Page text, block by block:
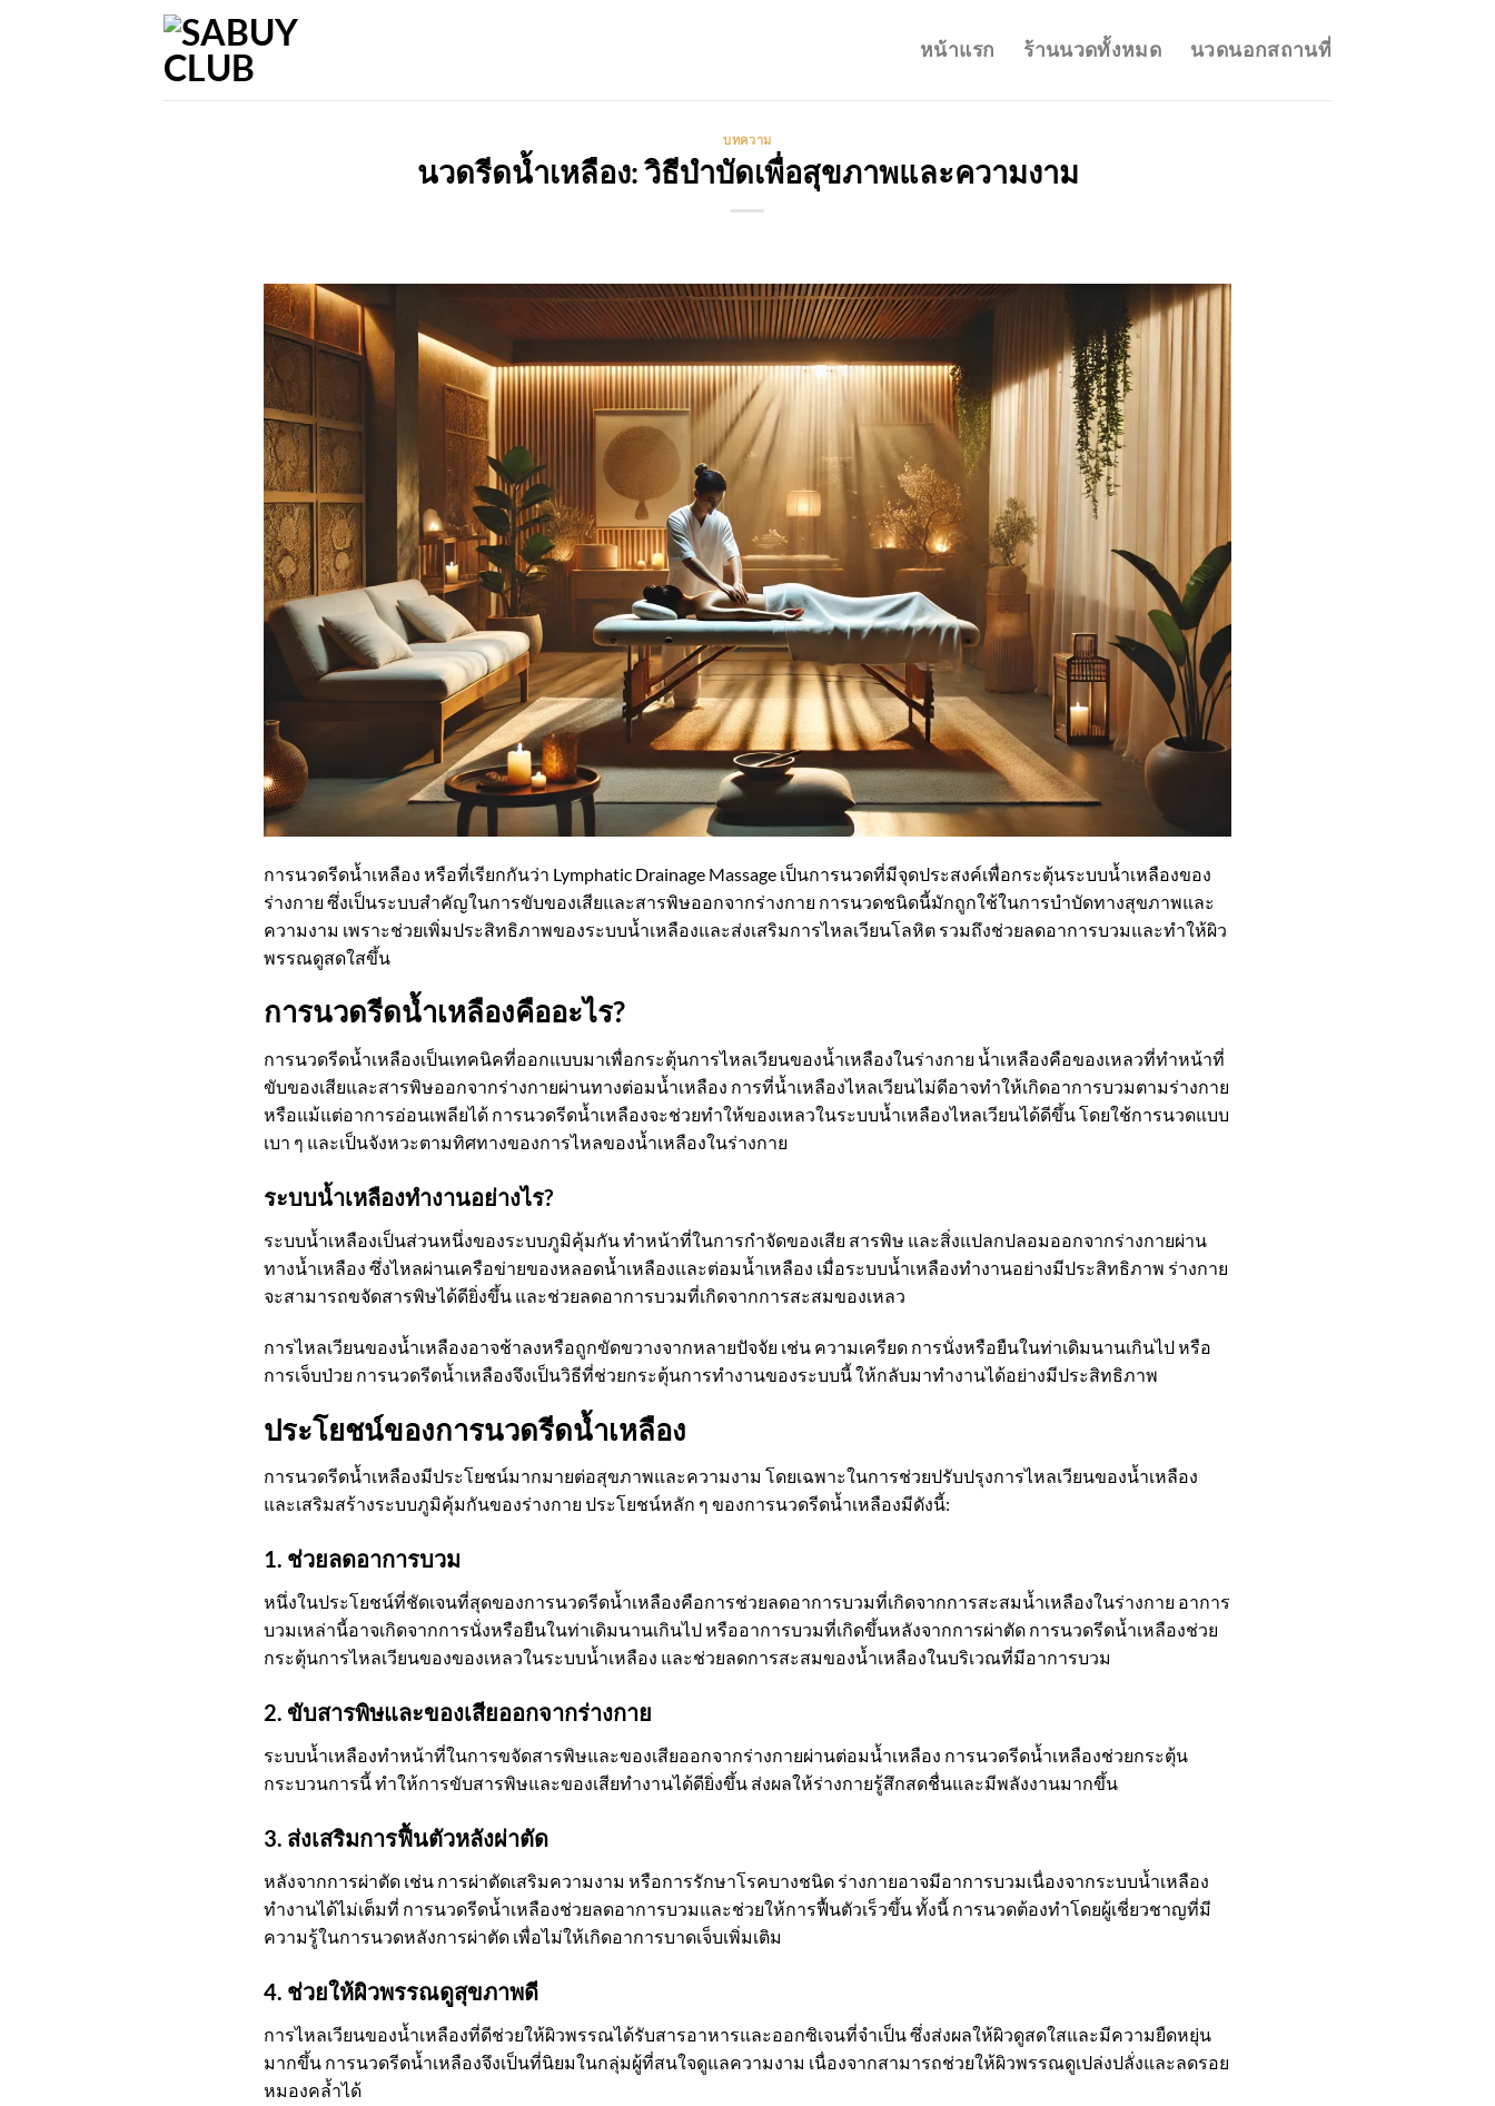
หน้าแรก ร้านนวดทั้งหมด นวดนอกสถานที่
บทความ
นวดรีดน้ำเหลือง: วิธีบำบัดเพื่อสุขภาพและความงาม
การนวดรีดน้ำเหลือง หรือที่เรียกกันว่า Lymphatic Drainage Massage เป็นการนวดที่มีจุดประสงค์เพื่อกระตุ้นระบบน้ำเหลืองของ
ร่างกาย ซึ่งเป็นระบบสำคัญในการขับของเสียและสารพิษออกจากร่างกาย การนวดชนิดนี้มักถูกใช้ในการบำบัดทางสุขภาพและ
ความงาม เพราะช่วยเพิ่มประสิทธิภาพของระบบน้ำเหลืองและส่งเสริมการไหลเวียนโลหิต รวมถึงช่วยลดอาการบวมและทำให้ผิว
พรรณดูสดใสขึ้น
การนวดรีดน้ำเหลืองคืออะไร?
การนวดรีดน้ำเหลืองเป็นเทคนิคที่ออกแบบมาเพื่อกระตุ้นการไหลเวียนของน้ำเหลืองในร่างกาย น้ำเหลืองคือของเหลวที่ทำหน้าที่
ขับของเสียและสารพิษออกจากร่างกายผ่านทางต่อมน้ำเหลือง การที่น้ำเหลืองไหลเวียนไม่ดีอาจทำให้เกิดอาการบวมตามร่างกาย
หรือแม้แต่อาการอ่อนเพลียได้ การนวดรีดน้ำเหลืองจะช่วยทำให้ของเหลวในระบบน้ำเหลืองไหลเวียนได้ดีขึ้น โดยใช้การนวดแบบ
เบา ๆ และเป็นจังหวะตามทิศทางของการไหลของน้ำเหลืองในร่างกาย
ระบบน้ำเหลืองทำงานอย่างไร?
ระบบน้ำเหลืองเป็นส่วนหนึ่งของระบบภูมิคุ้มกัน ทำหน้าที่ในการกำจัดของเสีย สารพิษ และสิ่งแปลกปลอมออกจากร่างกายผ่าน
ทางน้ำเหลือง ซึ่งไหลผ่านเครือข่ายของหลอดน้ำเหลืองและต่อมน้ำเหลือง เมื่อระบบน้ำเหลืองทำงานอย่างมีประสิทธิภาพ ร่างกาย
จะสามารถขจัดสารพิษได้ดียิ่งขึ้น และช่วยลดอาการบวมที่เกิดจากการสะสมของเหลว
การไหลเวียนของน้ำเหลืองอาจช้าลงหรือถูกขัดขวางจากหลายปัจจัย เช่น ความเครียด การนั่งหรือยืนในท่าเดิมนานเกินไป หรือ
การเจ็บป่วย การนวดรีดน้ำเหลืองจึงเป็นวิธีที่ช่วยกระตุ้นการทำงานของระบบนี้ ให้กลับมาทำงานได้อย่างมีประสิทธิภาพ
ประโยชน์ของการนวดรีดน้ำเหลือง
การนวดรีดน้ำเหลืองมีประโยชน์มากมายต่อสุขภาพและความงาม โดยเฉพาะในการช่วยปรับปรุงการไหลเวียนของน้ำเหลือง
และเสริมสร้างระบบภูมิคุ้มกันของร่างกาย ประโยชน์หลัก ๆ ของการนวดรีดน้ำเหลืองมีดังนี้:
1. ช่วยลดอาการบวม
หนึ่งในประโยชน์ที่ชัดเจนที่สุดของการนวดรีดน้ำเหลืองคือการช่วยลดอาการบวมที่เกิดจากการสะสมน้ำเหลืองในร่างกาย อาการ
บวมเหล่านี้อาจเกิดจากการนั่งหรือยืนในท่าเดิมนานเกินไป หรืออาการบวมที่เกิดขึ้นหลังจากการผ่าตัด การนวดรีดน้ำเหลืองช่วย
กระตุ้นการไหลเวียนของของเหลวในระบบน้ำเหลือง และช่วยลดการสะสมของน้ำเหลืองในบริเวณที่มีอาการบวม
2. ขับสารพิษและของเสียออกจากร่างกาย
ระบบน้ำเหลืองทำหน้าที่ในการขจัดสารพิษและของเสียออกจากร่างกายผ่านต่อมน้ำเหลือง การนวดรีดน้ำเหลืองช่วยกระตุ้น
กระบวนการนี้ ทำให้การขับสารพิษและของเสียทำงานได้ดียิ่งขึ้น ส่งผลให้ร่างกายรู้สึกสดชื่นและมีพลังงานมากขึ้น
3. ส่งเสริมการฟื้นตัวหลังผ่าตัด
หลังจากการผ่าตัด เช่น การผ่าตัดเสริมความงาม หรือการรักษาโรคบางชนิด ร่างกายอาจมีอาการบวมเนื่องจากระบบน้ำเหลือง
ทำงานได้ไม่เต็มที่ การนวดรีดน้ำเหลืองช่วยลดอาการบวมและช่วยให้การฟื้นตัวเร็วขึ้น ทั้งนี้ การนวดต้องทำโดยผู้เชี่ยวชาญที่มี
ความรู้ในการนวดหลังการผ่าตัด เพื่อไม่ให้เกิดอาการบาดเจ็บเพิ่มเติม
4. ช่วยให้ผิวพรรณดูสุขภาพดี
การไหลเวียนของน้ำเหลืองที่ดีช่วยให้ผิวพรรณได้รับสารอาหารและออกซิเจนที่จำเป็น ซึ่งส่งผลให้ผิวดูสดใสและมีความยืดหยุ่น
มากขึ้น การนวดรีดน้ำเหลืองจึงเป็นที่นิยมในกลุ่มผู้ที่สนใจดูแลความงาม เนื่องจากสามารถช่วยให้ผิวพรรณดูเปล่งปลั่งและลดรอย
หมองคล้ำได้